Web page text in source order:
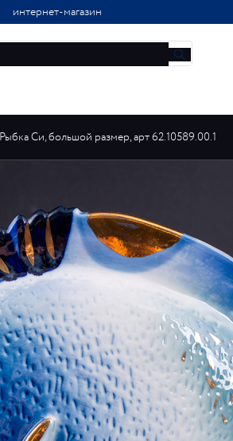
интернет-магазин
Си, большой размер, арт 62.10589.00.1